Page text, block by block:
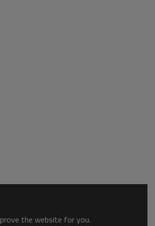
the website for you.